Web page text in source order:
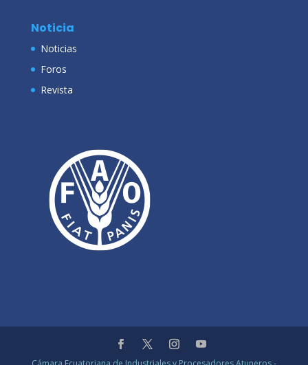
Noticia
Noticias
Foros
Revista